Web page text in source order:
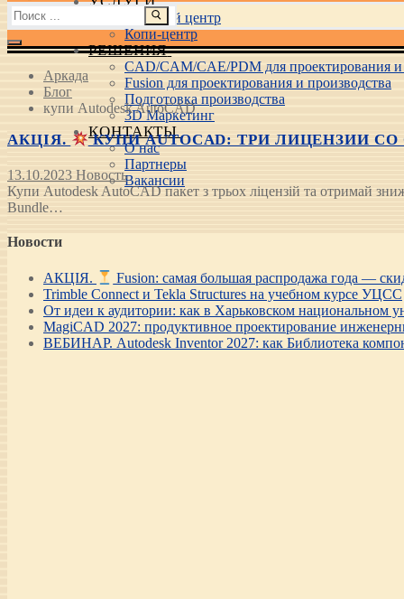
Учебный центр
Копи-центр
РЕШЕНИЯ
CAD/CAM/CAE/PDM для проектирования и
Fusion для проектирования и производства
Подготовка производства
3D Маркетинг
КОНТАКТЫ
О нас
Партнеры
Вакансии
Найти:
Аркада
Блог
купи Autodesk AutoCAD
АКЦІЯ. КУПИ AUTOCAD: ТРИ ЛИЦЕНЗИИ
13.10.2023 Новость
Купи Autodesk AutoCAD пакет з трьох ліцензій та отримай
Bundle…
Новости
АКЦІЯ. Fusion: самая большая распродажа года —
Trimble Connect и Tekla Structures на учебном курсе УЦСС
От идеи к аудитории: как в Харьковском национальном
MagiCAD 2027: продуктивное проектирование
ВЕБИНАР. Autodesk Inventor 2027: как Библиотека